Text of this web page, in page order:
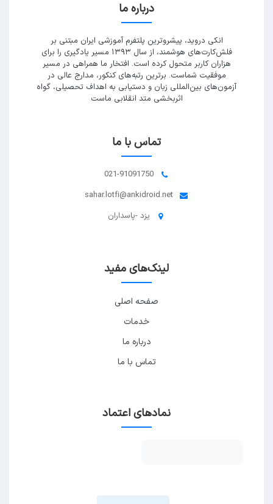
درباره ما
انکی دروید، پیشروترین پلتفرم آموزشی ایران مبتنی بر
فلش‌کارت‌های هوشمند، از سال ۱۳۹۳ مسیر یادگیری را برای
هزاران کاربر متحول کرده است. افتخار ما همراهی در مسیر
موفقیت شماست. برترین رتبه‌های کنکور، مدارج عالی در
آزمون‌های بین‌المللی زبان و دستیابی به اهداف تحصیلی، گواه
اثربخشی متد انقلابی ماست
تماس با ما
021-91091750
sahar.lotfi@ankidroid.net
یزد -پاسداران
لینک‌های مفید
صفحه اصلی
خدمات
درباره ما
تماس با ما
نمادهای اعتماد